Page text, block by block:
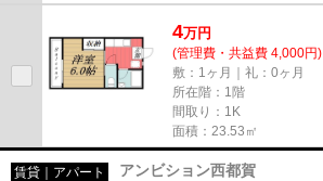
4万円
(管理費・共益費 4,000円)
敷：1ヶ月｜礼：0ヶ月
所在階：1階
間取り：1K
面積：23.53㎡
賃貸｜アパート アンビション西都賀